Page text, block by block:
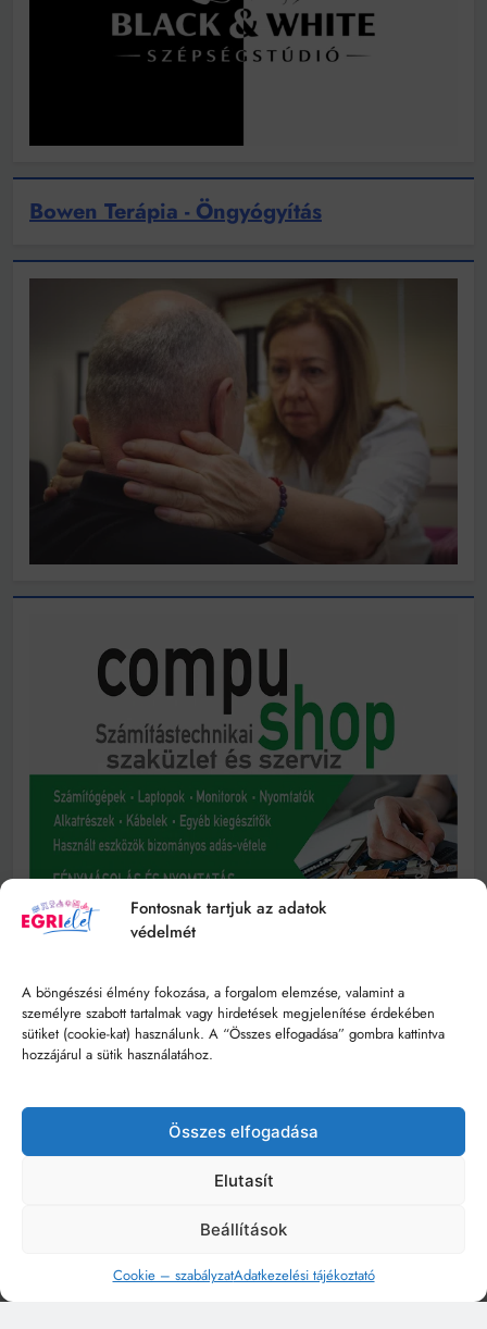
Fontosnak tartjuk az adatok
védelmét
A böngészési élmény fokozása, a forgalom elemzése, valamint a
személyre szabott tartalmak vagy hirdetések megjelenítése érdekében
sütiket (cookie-kat) használunk. A “Összes elfogadása” gombra kattintva
hozzájárul a sütik használatához.
Összes elfogadása
Elutasít
Beállítások
Cookie – szabályzatAdatkezelési tájékoztató
Bowen Terápia - Öngyógyítás